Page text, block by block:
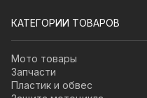
КАТЕГОРИИ ТОВАРОВ
Мото товары
Запчасти
Пластик и обвес